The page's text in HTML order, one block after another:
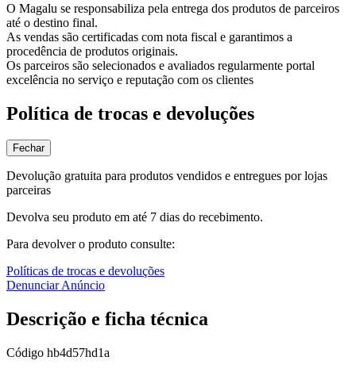
O Magalu se responsabiliza pela entrega dos produtos de parceiros
até o destino final.
As vendas são certificadas com nota fiscal e garantimos a
procedência de produtos originais.
Os parceiros são selecionados e avaliados regularmente portal
excelência no serviço e reputação com os clientes
Política de trocas e devoluções
Fechar
Devolução gratuita para produtos vendidos e entregues por lojas
parceiras
Devolva seu produto em até 7 dias do recebimento.
Para devolver o produto consulte:
Políticas de trocas e devoluções
Denunciar Anúncio
Descrição e ficha técnica
Código hb4d57hd1a